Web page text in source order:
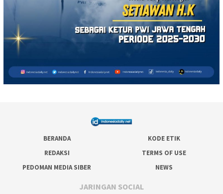
BERANDA
KODE ETIK
REDAKSI
TERMS OF USE
PEDOMAN MEDIA SIBER
NEWS
JARINGAN SOCIAL